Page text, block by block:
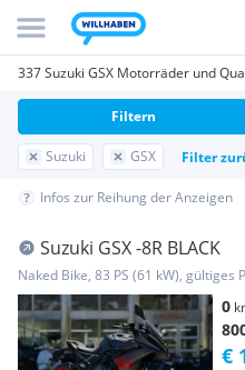
337 Suzuki GSX Motorräder und
Suzuki GSX Filter
Filtern
Infos zur Reihung der Anzeigen
Suzuki GSX -8R BLACK
Naked Bike, 83 PS (61 kW), gültiges
0
€